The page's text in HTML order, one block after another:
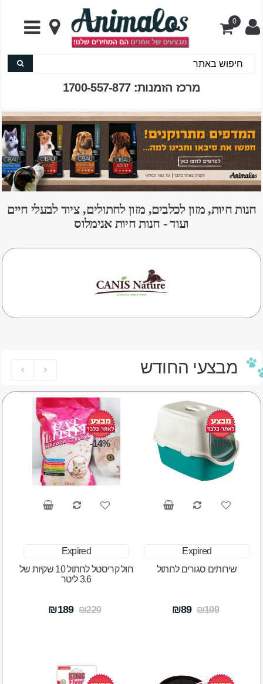
0
מרכז הזמנות: 1700-557-877
חנות חיות, מזון לכלבים, מזון לחתולים, ציוד לבעלי חיים
ועוד - חנות חיות אנימלוס
מבצעי החודש
-18%
Expired
שירותים סגורים לחתול
₪89 ₪109
-14%
Expired
חול קריסטל לחתול 10 שקיות של
3.6 ליטר
₪189 ₪220